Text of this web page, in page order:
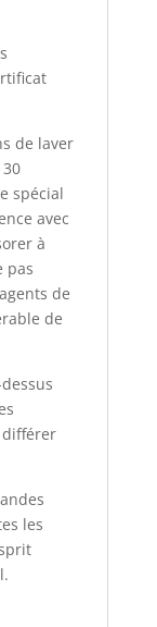
de laver
spécial
avec
à
pas
de
de
les